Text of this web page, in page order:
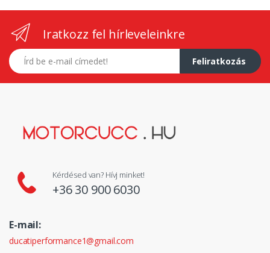
Iratkozz fel hírleveleinkre
E-mail címed
Feliratkozás
Kérdésed van? Hívj minket!
+36 30 900 6030
E-mail:
ducatiperformance1@gmail.com